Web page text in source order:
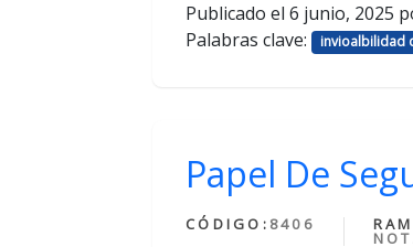
Publicado el 6 junio, 2025
Palabras clave:
invioalbilidad
Papel De
CÓDIGO: 8406